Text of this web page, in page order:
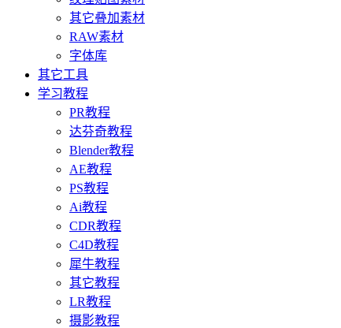
其它叠加素材
RAW素材
字体库
其它工具
学习教程
PR教程
达芬奇教程
Blender教程
AE教程
PS教程
Ai教程
CDR教程
C4D教程
犀牛教程
其它教程
LR教程
摄影教程